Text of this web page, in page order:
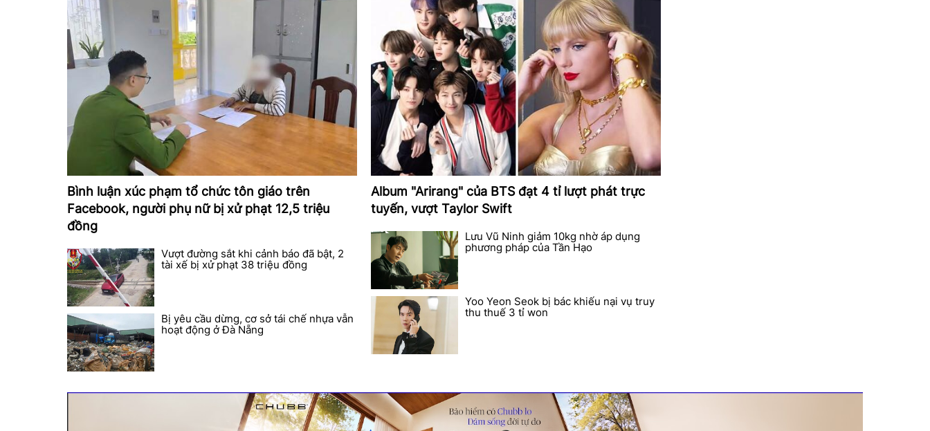
Bình luận xúc phạm tổ chức tôn giáo trên
Facebook, người phụ nữ bị xử phạt 12,5 triệu
đồng
Vượt đường sắt khi cảnh báo đã bật, 2
tài xế bị xử phạt 38 triệu đồng
Bị yêu cầu dừng, cơ sở tái chế nhựa vẫn
hoạt động ở Đà Nẵng
Album "Arirang" của BTS đạt 4 tỉ lượt phát trực
tuyến, vượt Taylor Swift
Lưu Vũ Ninh giảm 10kg nhờ áp dụng
phương pháp của Tần Hạo
Yoo Yeon Seok bị bác khiếu nại vụ truy
thu thuế 3 tỉ won